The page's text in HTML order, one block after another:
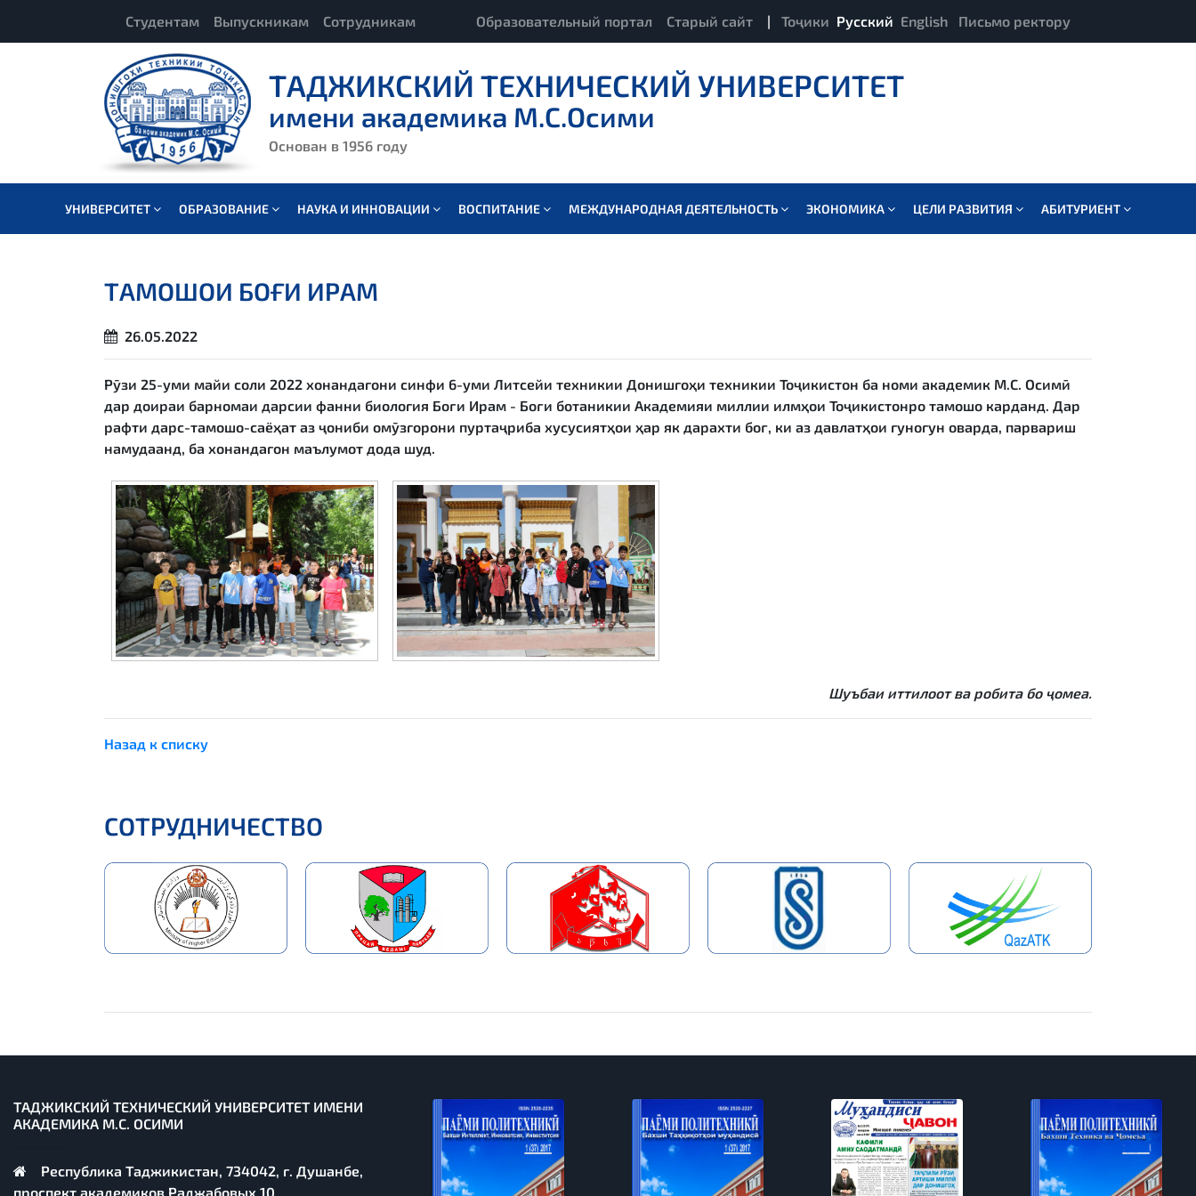
Студентам Выпускникам Сотрудникам Образовательный портал Старый сайт | Тоҷики Русский English Письмо ректору
ТАДЖИКСКИЙ ТЕХНИЧЕСКИЙ УНИВЕРСИТЕТ
имени академика М.С.Осими
Основан в 1956 году
УНИВЕРСИТЕТ ОБРАЗОВАНИЕ НАУКА И ИННОВАЦИИ ВОСПИТАНИЕ МЕЖДУНАРОДНАЯ ДЕЯТЕЛЬНОСТЬ ЭКОНОМИКА ЦЕЛИ РАЗВИТИЯ АБИТУРИЕНТ
ТАМОШОИ БОҒИ ИРАМ
26.05.2022
Рӯзи 25-уми майи соли 2022 хонандагони синфи 6-уми Литсейи техникии Донишгоҳи техникии Тоҷикистон ба номи академик М.С. Осимӣ
дар доираи барномаи дарсии фанни биология Боғи Ирам - Боғи ботаникии Академияи миллии илмҳои Тоҷикистонро тамошо карданд. Дар
рафти дарс-тамошо-саёҳат аз ҷониби омӯзгорони пуртаҷриба хусусиятҳои ҳар як дарахти боғ, ки аз давлатҳои гуногун оварда, парвариш
намудаанд, ба хонандагон маълумот дода шуд.
Шуъбаи иттилоот ва робита бо ҷомеа.
Назад к списку
СОТРУДНИЧЕСТВО
ТАДЖИКСКИЙ ТЕХНИЧЕСКИЙ УНИВЕРСИТЕТ ИМЕНИ
АКАДЕМИКА М.С. ОСИМИ
Республика Таджикистан, 734042, г. Душанбе,
проспект академиков Раджабовых 10